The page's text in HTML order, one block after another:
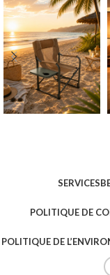
SERVICES
POLITIQUE DE
POLITIQUE DE